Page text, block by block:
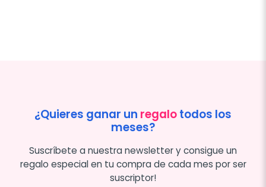
¿Quieres ganar un regalotodos los
meses?
Suscríbete a nuestra newsletter y consigue un
regalo especial en tu compra de cada mes por ser
suscriptor!